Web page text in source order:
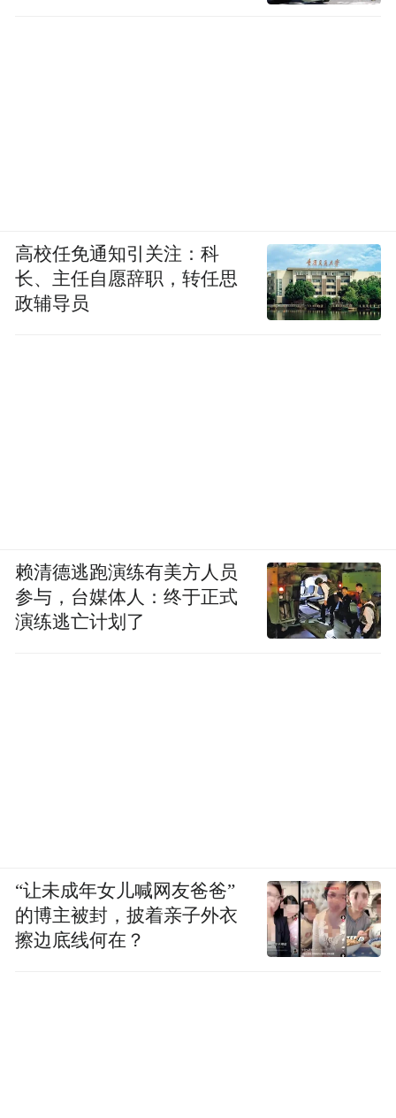
高校任免通知引关注：科
长、主任自愿辞职，转任思
政辅导员
赖清德逃跑演练有美方人员
参与，台媒体人：终于正式
演练逃亡计划了
“让未成年女儿喊网友爸爸”
的博主被封，披着亲子外衣
擦边底线何在？